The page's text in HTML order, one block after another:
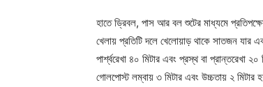
হাতে ড্রিবল, পাস আর বল শুটের মাধ্যমে
খেলায় প্রতিটি দলে খেলোয়াড় থাকে সাতজন যার
পার্শ্বরেখা ৪০ মিটার এবং প্রস্থ বা প্রান্তরেখা
গোলপোস্ট লম্বায় ৩ মিটার এবং উচ্চতায় ২